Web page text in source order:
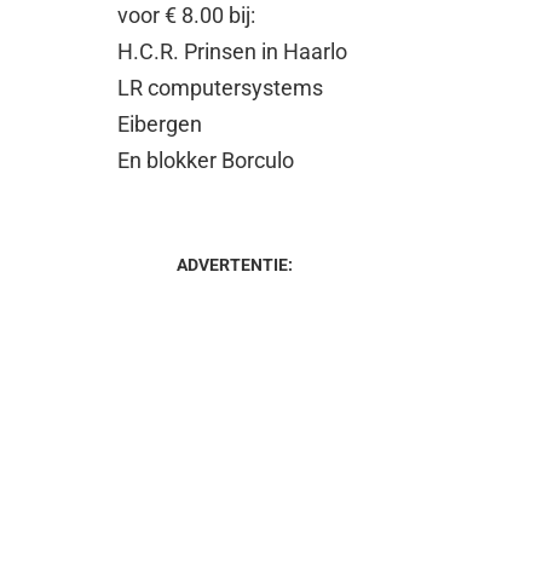
voor € 8.00 bij:
H.C.R. Prinsen in Haarlo
LR computersystems
Eibergen
En blokker Borculo
ADVERTENTIE: